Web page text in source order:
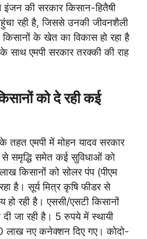
इंजन की सरकार किसान-हितैषी
रही है, जिससे उनकी जीवनशैली
के खेत का विकास हो रहा है
एमपी सरकार तरक्की की राह
को दे रही कई
तहत एमपी में मोहन यादव सरकार
से समृद्धि समेत कई सुविधाओं को
किसानों को सोलर पंप (पीएम
है। सूर्य मित्र कृषि फीडर से
रही है। एससी/एसटी किसानों
जा रही है। 5 रुपये में स्थायी
लाख नए कनेक्शन दिए गए। कोदो-